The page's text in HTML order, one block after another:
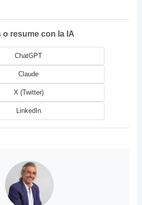
resume con la IA
ChatGPT
Claude
X (Twitter)
LinkedIn